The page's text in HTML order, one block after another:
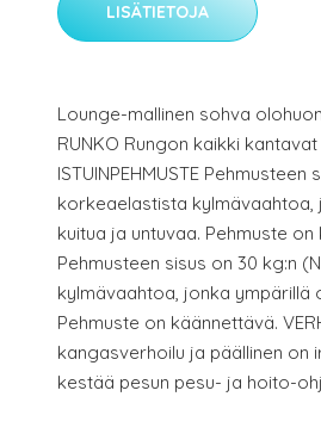
LISÄTIETOJA
Lounge-mallinen sohva
RUNKO Rungon kaikki
ISTUINPEHMUSTE Pehmusteen
korkeaelastista
kuitua ja untuvaa. Pehmuste on
Pehmusteen sisus on 30 kg:n
kylmävaahtoa, jonka ympärillä
Pehmuste on käännettävä.
kangasverhoilu ja päällinen
kestää pesun pesu- ja hoito-